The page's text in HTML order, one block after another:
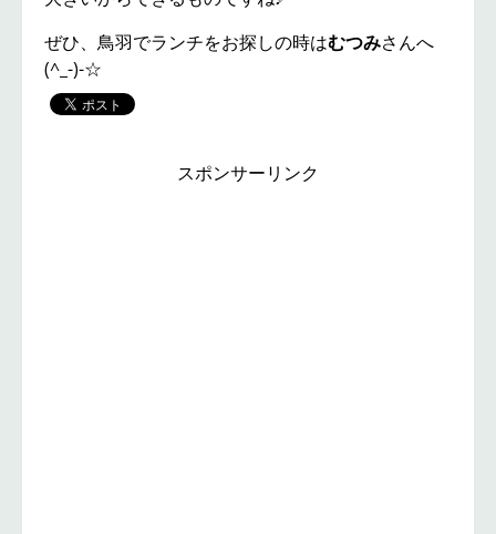
ぜひ、鳥羽でランチをお探しの時はむつみさんへ
(^_-)-☆
スポンサーリンク